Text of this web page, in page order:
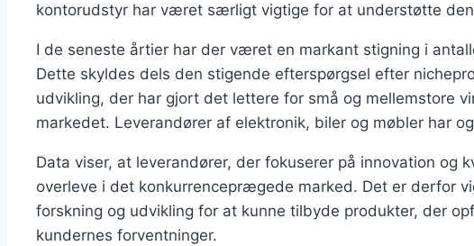
kontorudstyr har været særligt vigtige for at understøtte
I de seneste årtier har der været en markant stigning i
Dette skyldes dels den stigende efterspørgsel efter
udvikling, der har gjort det lettere for små og mellemstore
markedet. Leverandører af elektronik, biler og møbler har
Data viser, at leverandører, der fokuserer på innovation og
overleve i det konkurrenceprægede marked. Det er derfor
forskning og udvikling for at kunne tilbyde produkter, der
kundernes forventninger.